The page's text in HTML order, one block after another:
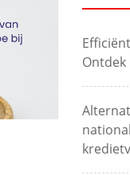
Ontdek